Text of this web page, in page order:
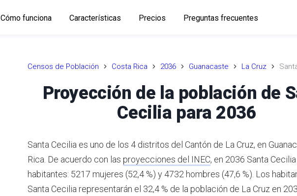
Cómo funciona Características Precios Preguntas frecuentes
Censos de Población Costa Rica 2036 Guanacaste La Cruz
Proyección de la población de
Cecilia para 2036
Santa Cecilia es uno de los 4 distritos del Cantón de La Cruz, en
Rica. De acuerdo con las proyecciones del INEC, en 2036 Santa
habitantes: 5217 mujeres (52,4 %) y 4732 hombres (47,6 %). Los
Santa Cecilia representarán el 32,4 % de la población de La Cruz en